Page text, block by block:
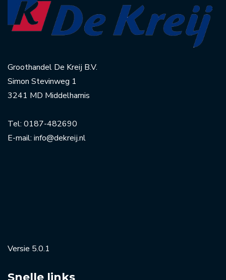
Groothandel De Kreij B.V.
Simon Stevinweg 1
3241 MD Middelharnis
Tel: 0187-482690
E-mail: info@dekreij.nl
Versie 5.0.1
Snelle links